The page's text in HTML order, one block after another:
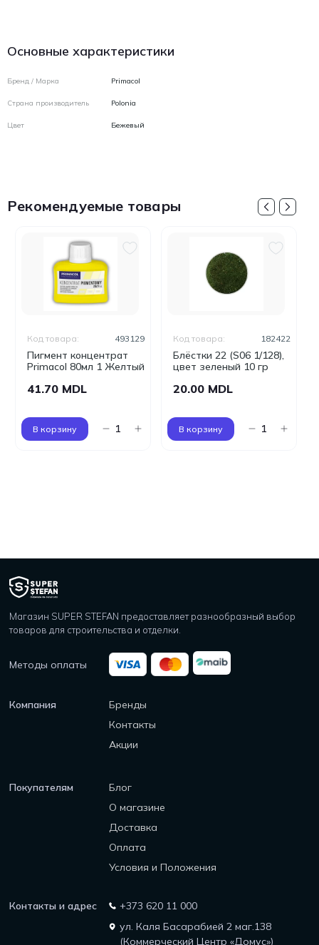
Основные характеристики
Бренд / Марка Primacol
Страна производитель Polonia
Цвет Бежевый
Рекомендуемые товары
Пигмент концентрат
Primacol 80мл 1 Желтый
Код товара: 493129
41.70 MDL
В корзину
Блёстки 22 (S06 1/128),
цвет зеленый 10 гр
Код товара: 182422
20.00 MDL
В корзину
Магазин SUPER STEFAN предоставляет разнообразный выбор
товаров для строительства и отделки.
Методы оплаты
Компания
Бренды
Контакты
Акции
Покупателям
Блог
О магазине
Доставка
Оплата
Условия и Положения
Контакты и адрес
+373 620 11 000
ул. Каля Басарабией 2 маг.138
(Коммерческий Центр «Домус»)